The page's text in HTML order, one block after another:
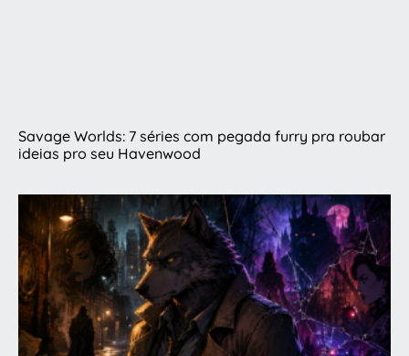
Savage Worlds: 7 séries com pegada furry pra roubar
ideias pro seu Havenwood